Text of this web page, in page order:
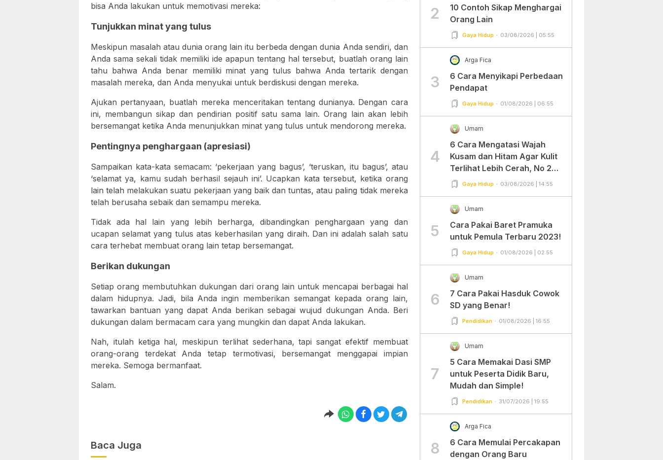
bisa Anda lakukan untuk memotivasi mereka:
Tunjukkan minat yang tulus
Meskipun masalah atau dunia orang lain itu berbeda dengan dunia Anda sendiri, dan
Anda sama sekali tidak memiliki ide apapun tentang hal tersebut, buatlah orang lain
tahu bahwa Anda benar memiliki minat yang tulus bahwa Anda tertarik dengan
masalah mereka, dan Anda menyukai untuk berdiskusi dengan mereka.
Ajukan pertanyaan, buatlah mereka menceritakan tentang dunianya. Dengan cara
ini, membangun sikap dan pendirian positif satu sama lain. Orang lain akan lebih
bersemangat ketika Anda menunjukkan minat yang tulus untuk mendorong mereka.
Pentingnya penghargaan (apresiasi)
Sampaikan kata-kata semacam: ‘pekerjaan yang bagus’, ‘teruskan, itu bagus’, atau
‘selamat ya, kamu sudah berhasil sejauh ini’. Ucapkan kata tersebut, ketika orang
lain telah melakukan suatu pekerjaan yang baik dan tuntas, atau paling tidak mereka
telah berusaha sebaik dan semampu mereka.
Tidak ada hal lain yang lebih berharga, dibandingkan penghargaan yang dan
ucapan selamat yang tulus atas keberhasilan yang diraih. Dan ini adalah salah satu
cara terhebat membuat orang lain tetap bersemangat.
Berikan dukungan
Setiap orang membutuhkan dukungan dari orang lain untuk mencapai berbagai hal
dalam hidupnya. Jadi, bila Anda ingin memberikan semangat kepada orang lain,
tawarkan bantuan yang dapat Anda berikan sebagai wujud dukungan Anda. Beri
dukungan dalam bermacam cara yang mungkin dan dapat Anda lakukan.
Nah, itulah ketiga hal, meskipun terlihat sederhana, tapi sangat efektif membuat
orang-orang terdekat Anda tetap termotivasi, bersemangat menggapai impian
mereka. Semoga bermanfaat.
Salam.
Baca Juga
2
10 Contoh Sikap Menghargai
Orang Lain
Gaya Hidup 03/08/2026 | 05:55
3
Arga Fica
6 Cara Menyikapi Perbedaan
Pendapat
Gaya Hidup 01/08/2026 | 06:55
4
Umam
6 Cara Mengatasi Wajah
Kusam dan Hitam Agar Kulit
Terlihat Lebih Cerah, No 2
Gampang Banget dan Mudah
Gaya Hidup 03/08/2026 | 14:55
5
Umam
Cara Pakai Baret Pramuka
untuk Pemula Terbaru 2023!
Gaya Hidup 01/08/2026 | 02:55
6
Umam
7 Cara Pakai Hasduk Cowok
SD yang Benar!
Pendidikan 01/08/2026 | 16:55
7
Umam
5 Cara Memakai Dasi SMP
untuk Peserta Didik Baru,
Mudah dan Simple!
Pendidikan 31/07/2026 | 19:55
8
Arga Fica
6 Cara Memulai Percakapan
dengan Orang Baru